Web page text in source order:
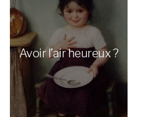
Avoir l’air heureux ?